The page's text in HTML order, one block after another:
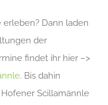
Dann laden
der
findet ihr hier –>
. Bis dahin
Scillamännle